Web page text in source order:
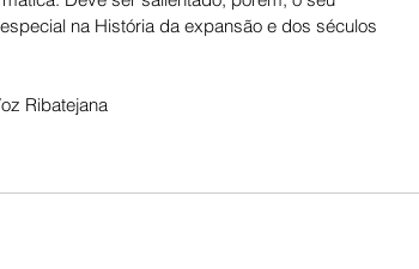
na História da expansão e dos séculos
Ribatejana